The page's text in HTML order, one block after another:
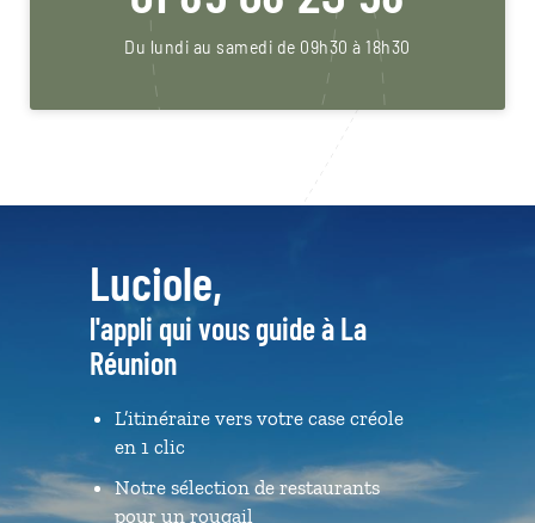
Du lundi au samedi de 09h30 à 18h30
Luciole,
l'appli qui vous guide à La
Réunion
L’itinéraire vers votre case créole
en 1 clic
Notre sélection de restaurants
pour un rougail